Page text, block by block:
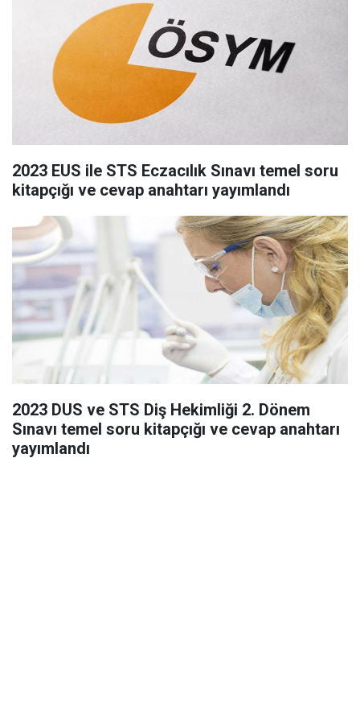
2023 EUS ile STS Eczacılık Sınavı temel soru
kitapçığı ve cevap anahtarı yayımlandı
2023 DUS ve STS Diş Hekimliği 2. Dönem
Sınavı temel soru kitapçığı ve cevap anahtarı
yayımlandı